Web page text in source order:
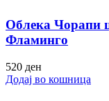
Облека Чорапи
Фламинго
520 ден
Додај во кошница